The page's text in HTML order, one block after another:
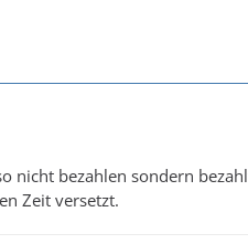
nicht bezahlen sondern
Zeit versetzt.